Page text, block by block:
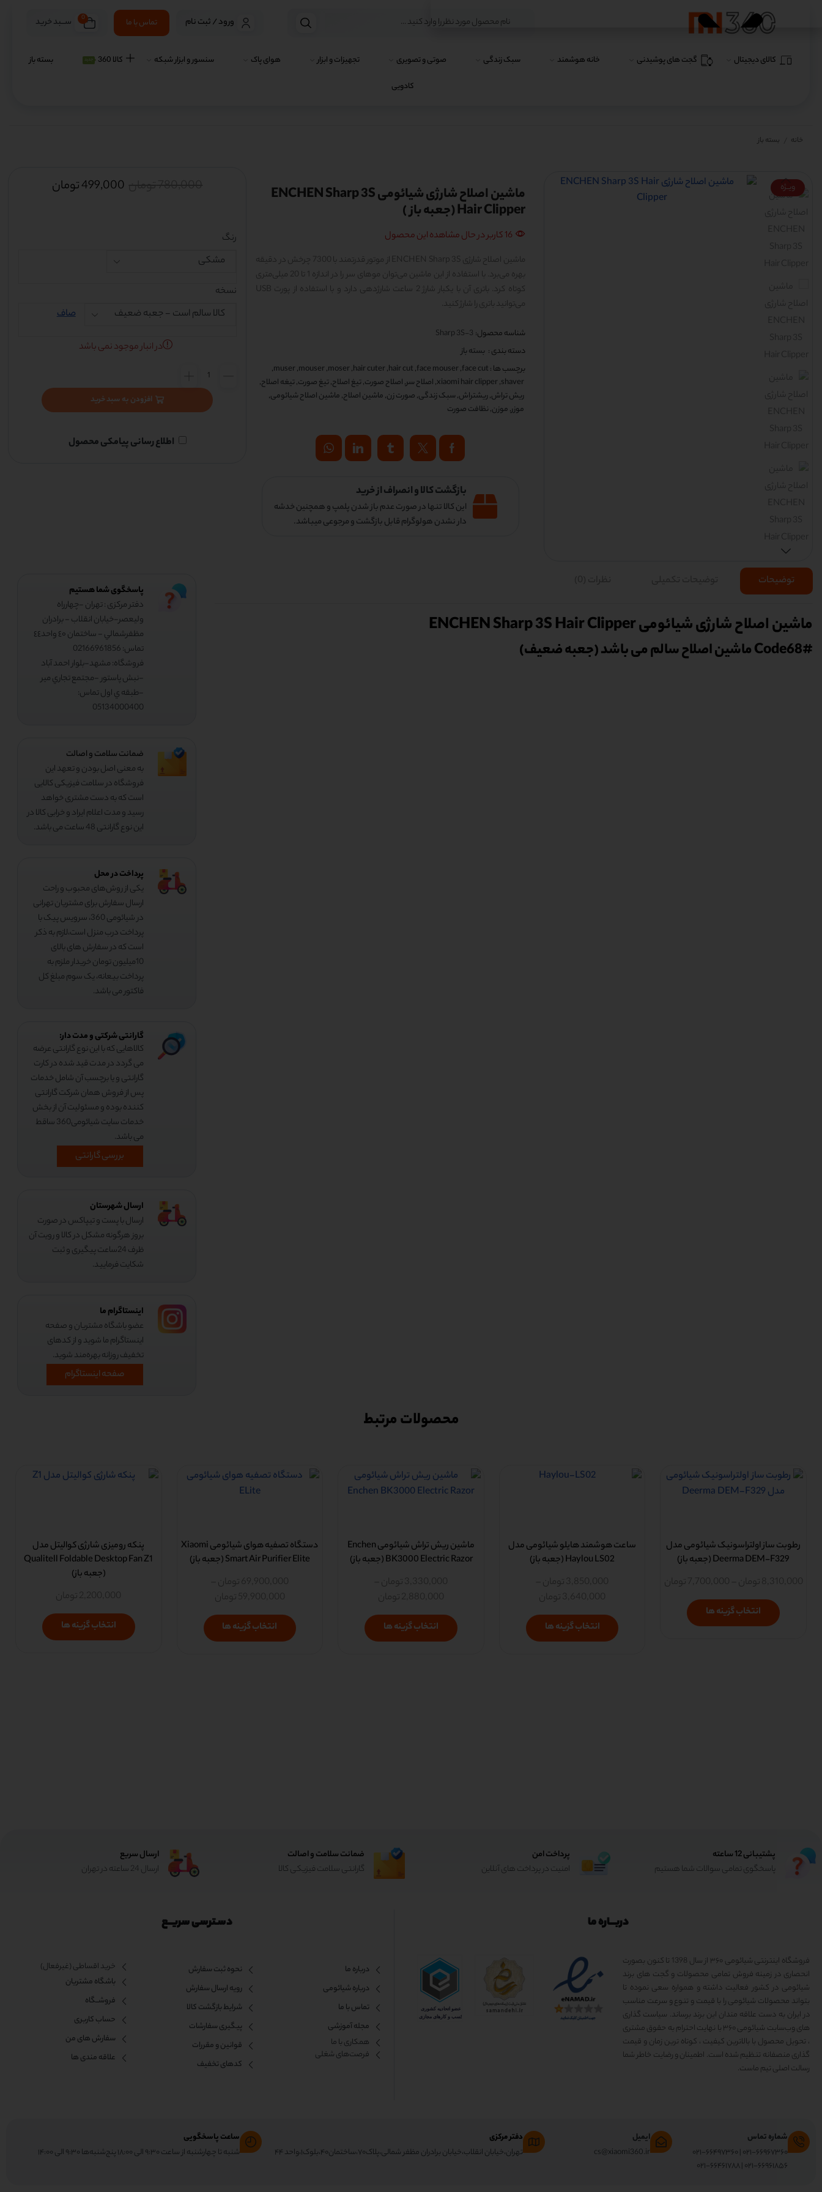
ورود / ثبت نام تماس با ما 0 ســـبد خرید
کالای دیجیتال گجت های پوشیدنی خانه هوشمند سبک زندگی صوتی و تصویری تجهیزات و ابزار هوای پاک سنسور و ابزار شبکه کالا 360 جدید بسته باز
کادویی
خانه بسته باز
ویــژه ماشین اصلاح شارژی شیائومی ENCHEN Sharp 3S
Hair Clipper (جعبه باز )
16 کاربر در حال مشاهده این محصول
ماشین اصلاح شارژی ENCHEN Sharp 3S از موتور قدرتمند با 7300 چرخش در دقیقه
بهره می‌برد. با استفاده از این ماشین می‌توان موهای سر را در اندازه 1 تا 20 میلی‌متری
کوتاه کرد. باتری آن با یکبار شارژ 2 ساعت شارژدهی دارد و با استفاده از پورت USB
می‌توانید باتری را شارژ کنید.
شناسه محصول: Sharp 3S-3
دسته بندی : بسته باز
برچسب ها :face cut
,
face mouser
,
hair cut
,
hair cuter
,
moser
,
mouser
,
muser
,
shaver
,
xiaomi hair clipper
,اصلاح سر,اصلاح صورت,تیغ اصلاح,تیغ صورت,تیغه اصلاح,
ریش تراش,ریشتراش,سبک زندگی,صورت زن,ماشین اصلاح,ماشین اصلاح شیائومی,
موزر,موزن,نظافت صورت
بازگشت کالا و انصراف از خرید
این کالا تنها در صورت عدم باز شدن پلمپ و همچنین خدشه
دار نشدن هولوگرام قابل بازگشت و مرجوعی میباشد.
499,000تومان
رنگ
نسخه
صاف
در انبار موجود نمی باشد
افزودن به سبد خرید
اطلاع رسانی پیامکی محصول
توضیحات
ماشین اصلاح شارژی شیائومی ENCHEN Sharp 3S Hair Clipper
#Code68 ماشین اصلاح سالم می باشد (جعبه ضعیف)
پاسخگوی شما هستیم
دفتر مرکزی : تهران -چهارراه
وليعصر-خيابان انقلاب - برادران
مظفرشمالي - ساختمان ٤٠ واحد٤٤
تماس: 02166961856
فروشگاه: مشهد-بلوار احمد آباد
-نبش پاستور -مجتمع تجاري مير
-طبقه ي اول تماس:
05134000400
ضمانت سلامت و اصالت
به معنی اصل بودن و تعهد این
فروشگاه در سلامت فیزیکی کالایی
است که به دست مشتری خواهد
رسید و مدت اعلام ایراد و خرابی کالا در
این نوع گارانتی 48 ساعت می باشد.
پرداخت در محل
یکی از روش‌های محبوب و راحت
ارسال سفارش برای مشتریان تهرانی
در شیائومی 360، سرویس پیک با
پرداخت درب منزل است،لازم به ذکر
است که در سفارش های بالای
10میلیون تومان خریدار ملزم به
پرداخت بیعانه، یک سوم مبلغ کل
فاکتور می باشد.
گارانتی شرکتی و مدت دار:
کالاهایی که با این نوع گارانتی عرضه
می گردد در مدت قید شده در کارت
گارانتی و یا برچسب آن شامل خدمات
پس از فروش همان شرکت گارانتی
کننده بوده و مسئولیت آن از بخش
خدمات سایت شیائومی360 ساقط
می باشد.
بررسی گارانتی
ارسال شهرستان
ارسال با پست و تیپاکس در صورت
بروز هرگونه مشکل در کالا و رویت آن
ظرف 24ساعت پیگیری و ثبت
شکایت فرمایید.
اینستاگرام ما
عضو باشگاه مشتریان و صفحه
اینستاگرام ما شوید و از کدهای
تخفیف روزانه بهره‌مند شوید.
صفحه اینستاگرام
محصولات مرتبط
رطوبت ساز اولتراسونیک شیائومی مدل
Deerma DEM-F329 (جعبه باز)
8,310,000تومان 7,700,000 تومان
انتخاب گزینه ها
ساعت هوشمند هایلو شیائومی مدل
Haylou LS02 (جعبه باز)
3,850,000 تومان
3,640,000
تومان
انتخاب گزینه ها
ماشین ریش تراش شیائومی Enchen
BK3000 Electric Razor (جعبه باز)
3,330,000 تومان
2,880,000تومان
انتخاب گزینه ها
دستگاه تصفیه هوای شیائومی Xiaomi
Smart Air Purifier Elite (جعبه باز)
69,900,000تومان
59,900,000 تومان
انتخاب گزینه ها
پنکه رومیزی شارژی کوالیتل مدل
Qualitell Foldable Desktop Fan Z1
(جعبه باز)
2,200,000تومان
انتخاب گزینه ها
پشتیبانی 12 ساعته
پاسخگوی تمامی سوالات شما هستیم
پرداخت امن
امنیت در پرداخت های آنلاین
ضمانت سلامت و اصالت
گارانتی سلامت فیزیکی کالا
ارسال سریع
ارسال 24 ساعته در تهران
دربـــاره ما
فروشگاه اینترنتی شیائومی ۳۶۰ از سال 1398 تا کنون بصورت
انحصاری در زمینه فروش تمامی محصولات و گجت های برند
شیائومی در کشور فعالیت داشته و همواره سعی نموده تا
بتواند محصولات شیائومی را با قیمت و تنوع و سرعت مناسب
در ایران به دست علاقه مندان این برند برساند. سیاست گذاری
های وب‌سایت شیائومی ۳۶۰ با نهایت احترام به حقوق مشتری
، تحویل محصول با بالاترین کیفیت ، کوتاه ترین زمان و قیمت
گذاری منصفانه تنظیم شده است. اطمینان و رضایت خاطر شما
رسالت اصلی تیم ماست.
دسـترسی سریــع
درباره ما
درباره شیائومی
تماس با ما
مجله آموزشی
همکاری با ما​
فرصت‌های شغلی
نحوه ثبت سفارش
رویه ارسال سفارش
شرایط بازگشت کالا
پیگیری سفارشات
قوانین و مقررات
کدهای تخفیف
خرید اقساطی (غیرفعال)
باشگاه مشتریان
فروشــگاه
حساب کاربری
سفارش های من
علاقه مندی ها
شماره تماس
۰۲۱-۶۶۹۶۷۳۶۰ | ۰۲۱-۶۶۴۹۷۳۶۰
۰۲۱-۶۶۹۶۱۸۵۶ | ۰۲۱-۶۶۴۶۱۷۸۸
ایمیل
cs@xiaomi360.ir
دفتر مرکزی
تهران،خیابان انقلاب،خیابان برادران مظفر شمالی،پلاک۷۰،ساختمان۴۰،بلوک۱،واحد ۴۴
ساعت پاسخگویی
شنبه تا چهارشنبه از ساعت ۹:۳۰ الی ۱۸:۰۰ پنج‌شنبه‌ها ۹:۳۰ الی ۱۴:۰۰